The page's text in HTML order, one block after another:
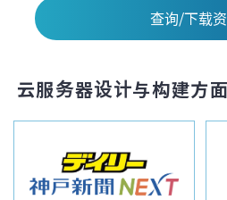
查询/下载
云服务器设计与构建方